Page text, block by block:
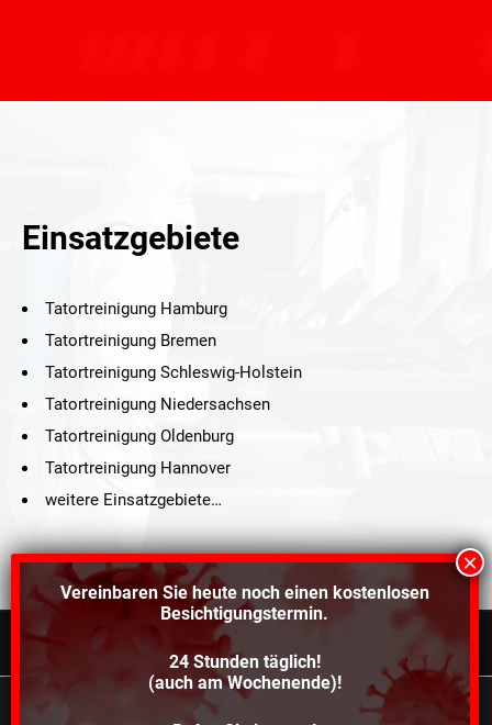
Einsatzgebiete
Tatortreinigung Hamburg
Tatortreinigung Bremen
Tatortreinigung Schleswig-Holstein
Tatortreinigung Niedersachsen
Tatortreinigung Oldenburg
Tatortreinigung Hannover
weitere Einsatzgebiete…
©2021 Schröders Service Team Nord, All Rights Reserved.
Schroeder Service Team Nord
Vereinbaren Sie heute noch einen kostenlosen
Besichtigungstermin.
24 Stunden täglich!
(auch am Wochenende)!